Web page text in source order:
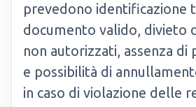
prevedono identificazione
documento valido, divieto
non autorizzati, assenza di
e possibilità di
in caso di violazione delle